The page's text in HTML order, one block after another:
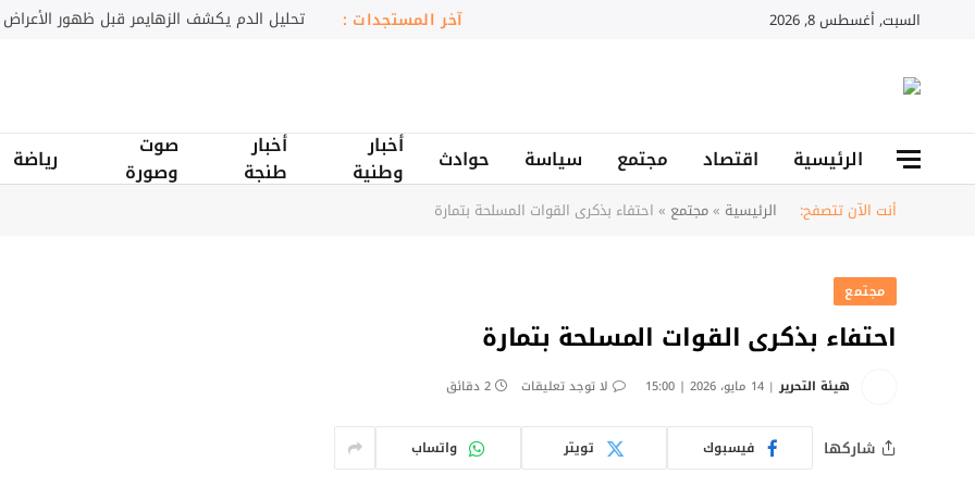
السبت, أغسطس 8, 2026 آخر المستجدات : العطور قد تحفز أعراض الربو والحساسية
الرئيسية اقتصاد مجتمع سياسة حوادث
أخبار
وطنية
أخبار
طنجة
صوت
وصورة
رياضة
أنت الآن تتصفح: الرئيسية »مجتمع » احتفاء بذكرى القوات المسلحة بتمارة
مجتمع
احتفاء بذكرى القوات المسلحة بتمارة
هيئة التحرير 14 مايو، 2026 | 15:00 لا توجد تعليقات 2 دقائق
شاركها فيسبوك تويتر واتساب